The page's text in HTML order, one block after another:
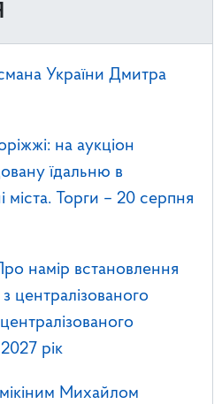
України Дмитра
на аукціон
їдальню в
міста. Торги – 20 серпня
намір встановлення
централізованого
рік
Михайлом